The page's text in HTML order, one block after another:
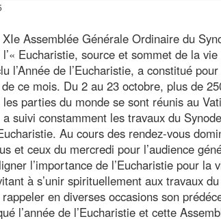
Assemblée Générale Ordinaire du
Eucharistie, source et sommet de la
l’Année de l’Eucharistie, a constitué
ce mois. Du 2 au 23 octobre, plus de
parties du monde se sont réunis au
suivi constamment les travaux du
Au cours des rendez-vous
et ceux du mercredi pour l’audience
l’importance de l’Eucharistie pour la
à s’unir spirituellement aux travaux
en diverses occasions son
l’année de l’Eucharistie et cette